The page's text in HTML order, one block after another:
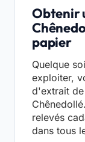
Obtenir
papier
Quelque
exploiter,
d'extrait
relevés
dans tous